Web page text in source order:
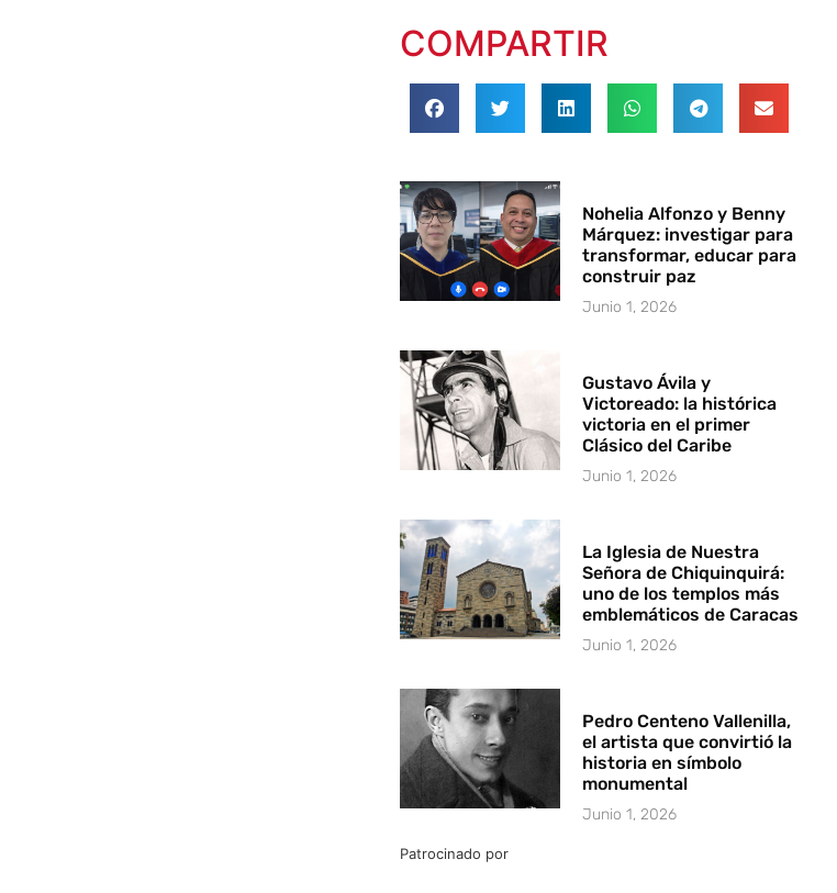
COMPARTIR
Nohelia Alfonzo y Benny
Márquez: investigar para
transformar, educar para
construir paz
Junio 1, 2026
Gustavo Ávila y
Victoreado: la histórica
victoria en el primer
Clásico del Caribe
Junio 1, 2026
La Iglesia de Nuestra
Señora de Chiquinquirá:
uno de los templos más
emblemáticos de Caracas
Junio 1, 2026
Pedro Centeno Vallenilla,
el artista que convirtió la
historia en símbolo
monumental
Junio 1, 2026
Patrocinado por